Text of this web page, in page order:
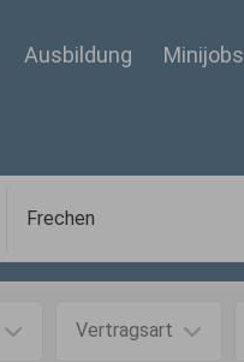
Ausbildung Minijobs
Vertragsart